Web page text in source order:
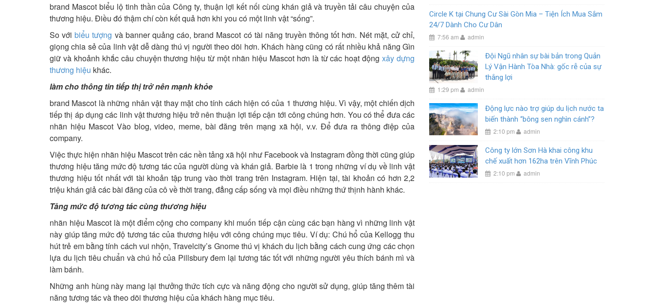
brand Mascot biểu lộ tinh thần của Công ty, thuận lợi kết nối cùng khán giả và truyền tải câu chuyện của
thương hiệu. Điều đó thậm chí còn kết quả hơn khi you có một linh vật “sống”.
So vớibiểu tượng và banner quảng cáo, brand Mascot có tài năng truyền thông tốt hơn. Nét mặt, cử chỉ,
giọng chia sẻ của linh vật dễ dàng thú vị người theo dõi hơn. Khách hàng cũng có rất nhiều khả năng Gìn
giữ và khoảnh khắc câu chuyện thương hiệu từ một nhãn hiệu Mascot hơn là từ các hoạt độngxây dựng
thương hiệu khác.
làm cho thông tin tiếp thị trở nên mạnh khỏe
brand Mascot là những nhân vật thay mặt cho tính cách hiện có của 1 thương hiệu. Vì vậy, một chiến dịch
tiếp thị áp dụng các linh vật thương hiệu trở nên thuận lợi tiếp cận tới công chúng hơn. You có thể đưa các
nhãn hiệu Mascot Vào blog, video, meme, bài đăng trên mạng xã hội, v.v. Để đưa ra thông điệp của
company.
Việc thực hiện nhãn hiệu Mascot trên các nền tảng xã hội như Facebook và Instagram đồng thời cũng giúp
thương hiệu tăng mức độ tương tác của người dùng và khán giả. Barbie là 1 trong những ví dụ về linh vật
thương hiệu tốt nhất với tài khoản tập trung vào thời trang trên Instagram. Hiện tại, tài khoản có hơn 2,2
triệu khán giả các bài đăng của cô về thời trang, đẳng cấp sống và mọi điều những thứ thịnh hành khác.
Tăng mức độ tương tác cùng thương hiệu
nhãn hiệu Mascot là một điểm cộng cho company khi muốn tiếp cận cùng các bạn hàng vì những linh vật
này giúp tăng mức độ tương tác của thương hiệu với công chúng mục tiêu. Ví dụ: Chú hổ của Kellogg thu
hút trẻ em bằng tính cách vui nhộn, Travelcity’s Gnome thú vị khách du lịch bằng cách cung ứng các chọn
lựa du lịch tiêu chuẩn và chú hổ của Pillsbury đem lại tương tác tốt với những người yêu thích bánh mì và
làm bánh.
Những anh hùng này mang lại thưởng thức tích cực và năng động cho người sử dụng, giúp tăng thêm tài
năng tương tác và theo dõi thương hiệu của khách hàng mục tiêu.
Circle K tại Chung Cư Sài Gòn Mia – Tiện Ích Mua Sắm
24/7 Dành Cho Cư Dân
7:56 am admin
Đội Ngũ nhân sự bài bản trong Quản
Lý Vận Hành Tòa Nhà: gốc rễ của sự
thắng lợi
1:29 pm admin
Động lực nào trợ giúp du lịch nước ta
biến thành “bông sen nghìn cánh”?
2:10 pm admin
Công ty lớn Sơn Hà khai công khu
chế xuất hơn 162ha trên Vĩnh Phúc
2:10 pm admin